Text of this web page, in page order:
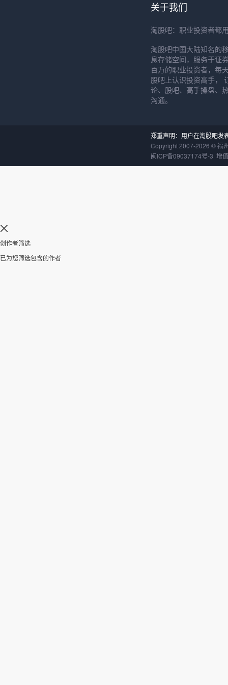
关于我们
淘股吧：职业投资者都
淘股吧中国大陆知名的
息存储空间，服务于证
百万的职业投资者，每
股吧上认识投资高手，
论、股吧、高手操盘、
沟通。
郑重声明：用户在淘股吧发
Copyright 2007-2026 ©福
闽ICP备09037174号-3 增
创作者筛选
已为您筛选包含的作者